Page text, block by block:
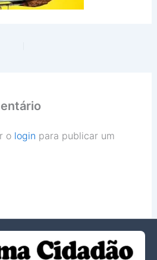
o login para publicar um